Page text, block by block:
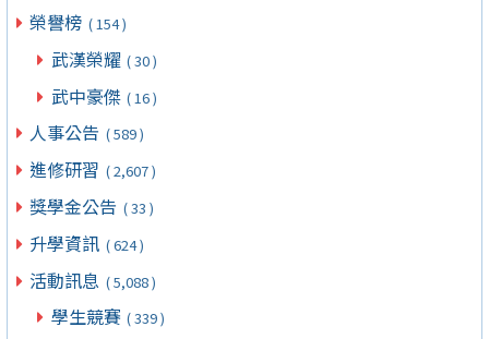
榮譽榜 ( 154 )
武漢榮耀 ( 30 )
武中豪傑 ( 16 )
人事公告 ( 589 )
進修研習 ( 2,607 )
獎學金公告 ( 33 )
升學資訊 ( 624 )
活動訊息 ( 5,088 )
學生競賽 ( 339 )